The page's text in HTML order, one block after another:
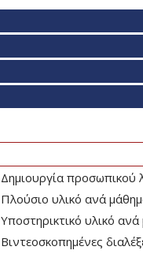
Δημιουργία προσωπικού
Πλούσιο υλικό ανά
Υποστηρικτικό υλικό
Βιντεοσκοπημένες